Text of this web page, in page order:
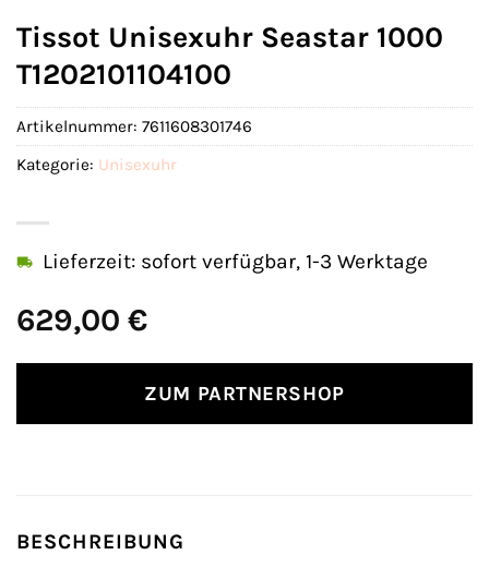
Tissot Unisexuhr Seastar 1000
T1202101104100
629,00 €
Lieferzeit: sofort verfügbar, 1-3 Werktage
ZUM PARTNERSHOP
Artikelnummer: 7611608301746
Kategorie: Unisexuhr
BESCHREIBUNG